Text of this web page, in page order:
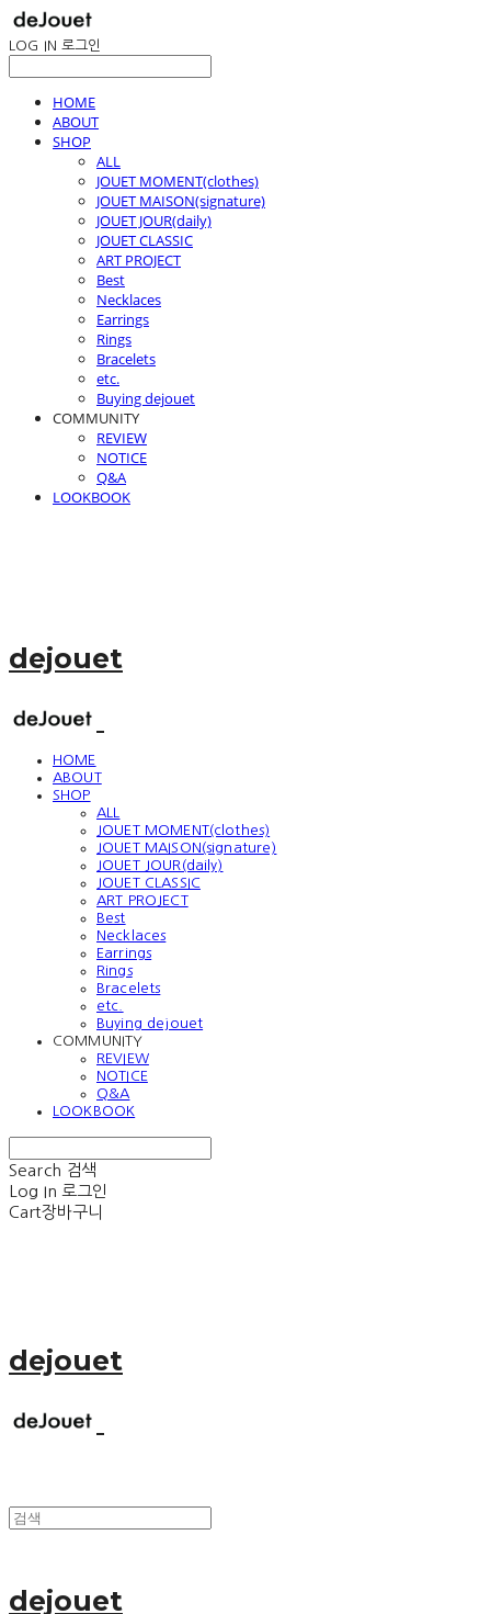
LOG IN 로그인
HOME
ABOUT
SHOP
ALL
JOUET MOMENT(clothes)
JOUET MAISON(signature)
JOUET JOUR(daily)
JOUET CLASSIC
ART PROJECT
Best
Necklaces
Earrings
Rings
Bracelets
etc.
Buying dejouet
COMMUNITY
REVIEW
NOTICE
Q&A
LOOKBOOK
dejouet
HOME
ABOUT
SHOP
ALL
JOUET MOMENT(clothes)
JOUET MAISON(signature)
JOUET JOUR(daily)
JOUET CLASSIC
ART PROJECT
Best
Necklaces
Earrings
Rings
Bracelets
etc.
Buying dejouet
COMMUNITY
REVIEW
NOTICE
Q&A
LOOKBOOK
Search 검색
Log In 로그인
Cart장바구니
dejouet
dejouet